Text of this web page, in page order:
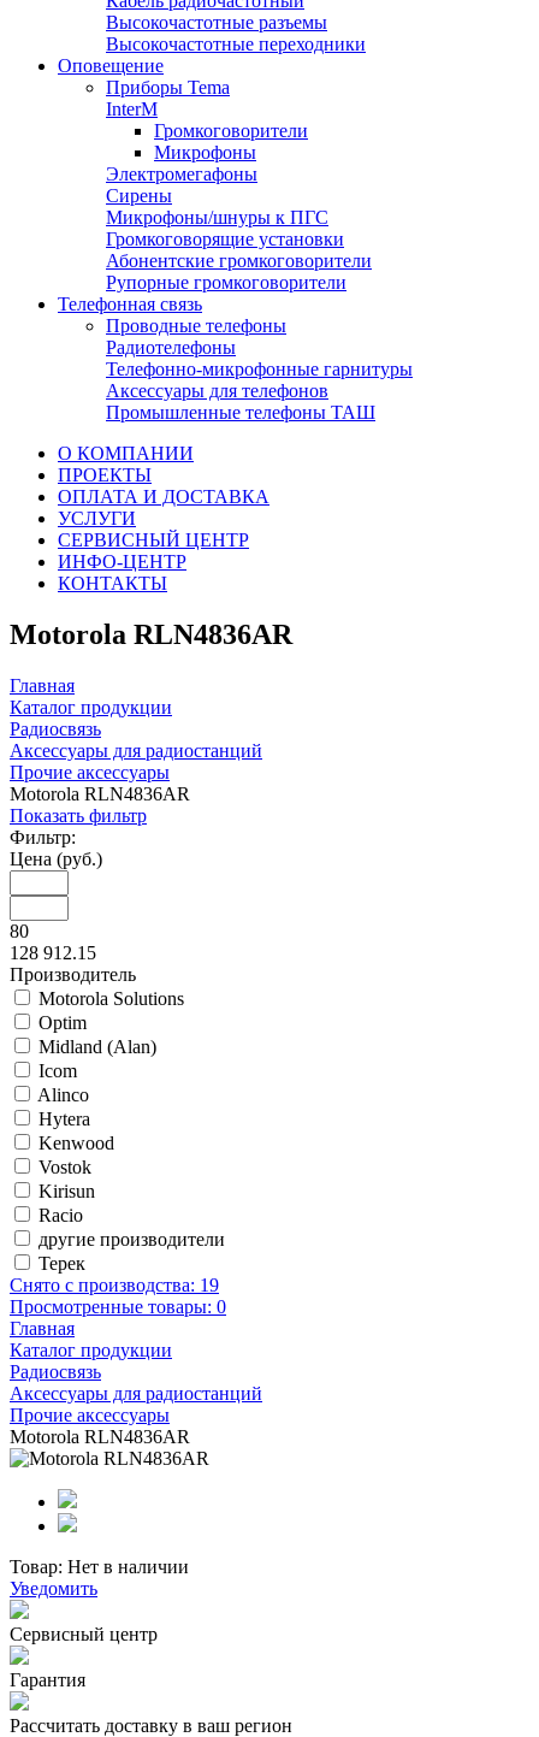
Высокочастотные разъемы
Высокочастотные переходники
Оповещение
Приборы Tema
InterM
Громкоговорители
Микрофоны
Электромегафоны
Сирены
Микрофоны/шнуры к ПГС
Громкоговорящие установки
Абонентские громкоговорители
Рупорные громкоговорители
Телефонная связь
Проводные телефоны
Радиотелефоны
Телефонно-микрофонные гарнитуры
Аксессуары для телефонов
Промышленные телефоны ТАШ
О КОМПАНИИ
ПРОЕКТЫ
ОПЛАТА И ДОСТАВКА
УСЛУГИ
СЕРВИСНЫЙ ЦЕНТР
ИНФО-ЦЕНТР
КОНТАКТЫ
Motorola RLN4836AR
Главная
Каталог продукции
Радиосвязь
Аксессуары для радиостанций
Прочие аксессуары
Motorola RLN4836AR
Показать фильтр
Фильтр:
Цена (руб.)
80
128 912.15
Производитель
Motorola Solutions
Optim
Midland (Alan)
Icom
Alinco
Hytera
Kenwood
Vostok
Kirisun
Racio
другие производители
Терек
Снято с производства: 19
Просмотренные товары: 0
Главная
Каталог продукции
Радиосвязь
Аксессуары для радиостанций
Прочие аксессуары
Motorola RLN4836AR
Товар: Нет в наличии
Уведомить
Сервисный центр
Гарантия
Рассчитать доставку в ваш регион